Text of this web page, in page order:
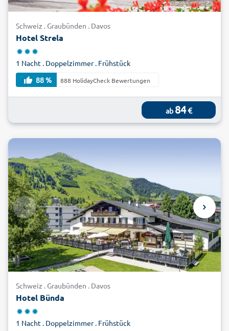
Schweiz . Graubünden . Davos
Hotel Strela
1 Nacht . Doppelzimmer . Frühstück
88 %
888 HolidayCheck Bewertungen
ab 84€
Schweiz . Graubünden . Davos
Hotel Bünda
1 Nacht . Doppelzimmer . Frühstück